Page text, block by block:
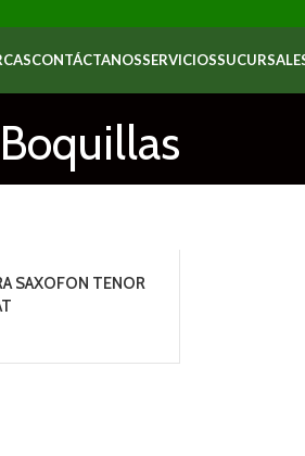
CONTÁCTANOSSERVICIOS
Boquillas
SAXOFON TENOR